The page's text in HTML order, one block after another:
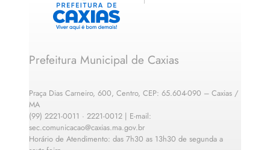
Prefeitura Municipal de Caxias
Praça Dias Carneiro, 600, Centro, CEP: 65.604-090 – Caxias /
MA
(99) 2221-0011 · 2221-0012 | E-mail:
sec.comunicacao@caxias.ma.gov.br
Horário de Atendimento: das 7h30 as 13h30 de segunda a